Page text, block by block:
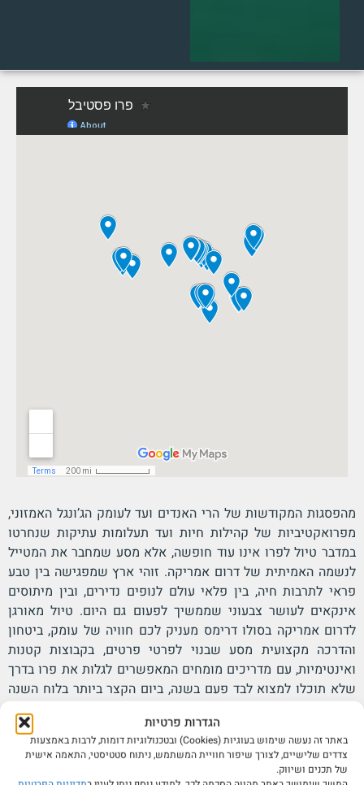
הגדרות פרטיות
באתר זה נעשה שימוש בעוגיות (Cookies) ובטכנולוגיות דומות, לרבות באמצעות
צדדים שלישיים, לצורך שיפור חוויית המשתמש, ניתוח סטטיסטי, התאמה אישית
של תכנים ושיווק.
מהפסגות המקודשות של הרי האנדים ועד לעומק הג’ונגל האמזוני,
מפרואקטיביות של קהילות חיות ועד תעלומות עתיקות שנחרטו
במדבר טיול לפרו אינו עוד חופשה, אלא מסע שמחבר את המטייל
לנשמה האמיתית של דרום אמריקה. זוהי ארץ שמפגישה בין טבע
פראי לתרבות חיה, בין פלאי עולם לנופים נדירים, ובין מיתוסים
אינקאים לעושר צבעוני שממשיך לפעום גם היום. טיול מאורגן
לדרום אמריקה בסולו דרימס מעניק לכם חוויה של עומק, ביטחון
והדרכה מקצועית מסע שבנוי לפרטי פרטים, בקבוצות קטנות
ואינטימיות, עם מדריכים מומחים המאפשרים לגלות את פרו בדרך
שלא תוכלו למצוא לבד פעם בשנה, ביום הקצר ביותר בלוח השנה
האנדיני, מתכנסת העיר קוסקו לאירוע יוצא דופן פסטיבל אינטי
ראימי, חג השמש של בני האינקה. זהו טקס רב־עוצמה שבו אלפי
מקומיים ותיירים הופכים את הרחובות לים של צבעים, תלבושות
רקומות, נגנים ורקדנים, והכול לכבוד אל השמש שנחשב בלב תרבות